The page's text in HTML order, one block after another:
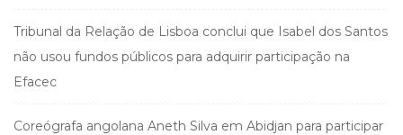
Tribunal da Relação de Lisboa conclui que Isabel dos Santos
não usou fundos públicos para adquirir participação na
Efacec
Coreógrafa angolana Aneth Silva em Abidjan para participar